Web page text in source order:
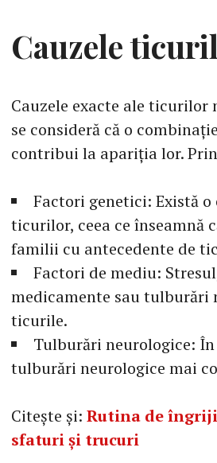
Cauzele
Cauzele exacte ale ticurilor
se consideră că o
contribui la apariția lor.
Factori genetici: Există
ticurilor, ceea ce înseamnă
familii cu antecedente de
Factori de mediu:
medicamente sau tulburări
ticurile.
Tulburări neurologice:
tulburări neurologice mai
Citește și: Rutina de
sfaturi și trucuri